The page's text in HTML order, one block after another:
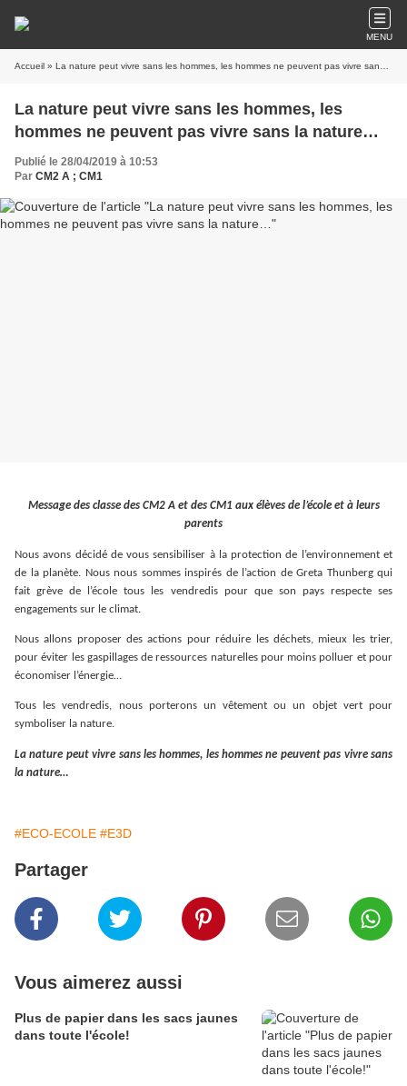
MENU
Accueil » ​​​​​​​La nature peut vivre sans les hommes, les hommes ne peuvent pas vivre sans la nature…
​​​​​​​La nature peut vivre sans les hommes, les
hommes ne peuvent pas vivre sans la nature…
Publié le 28/04/2019 à 10:53
Par CM2 A ; CM1
Message des classe des CM2 A et des CM1 aux élèves de l’école et à leurs
parents
Nous avons décidé de vous sensibiliser à la protection de l’environnement et
de la planète. Nous nous sommes inspirés de l’action de Greta Thunberg qui
fait grève de l’école tous les vendredis pour que son pays respecte ses
engagements sur le climat.
Nous allons proposer des actions pour réduire les déchets, mieux les trier,
pour éviter les gaspillages de ressources naturelles pour moins polluer et pour
économiser l’énergie…
Tous les vendredis, nous porterons un vêtement ou un objet vert pour
symboliser la nature.
La nature peut vivre sans les hommes, les hommes ne peuvent pas vivre sans
la nature…
#ECO-ECOLE #E3D
Partager
Vous aimerez aussi
Plus de papier dans les sacs jaunes
dans toute l'école!